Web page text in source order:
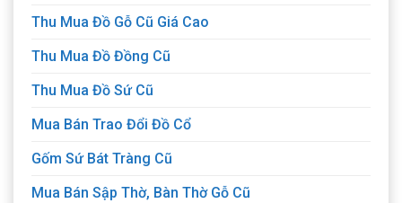
Thu Mua Đồ Gỗ Cũ Giá Cao
Thu Mua Đồ Đồng Cũ
Thu Mua Đồ Sứ Cũ
Mua Bán Trao Đổi Đồ Cổ
Gốm Sứ Bát Tràng Cũ
Mua Bán Sập Thờ, Bàn Thờ Gỗ Cũ